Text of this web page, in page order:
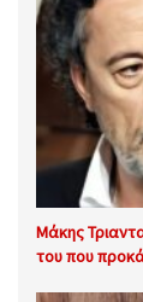
Μάκης
του που